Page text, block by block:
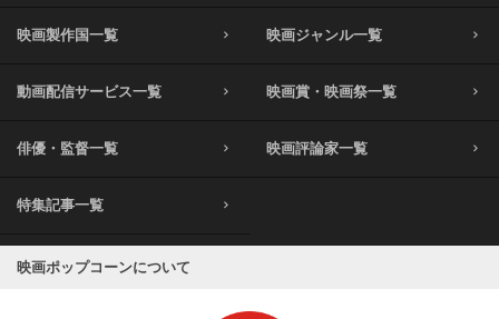
映画製作国一覧 映画ジャンル一覧
動画配信サービス一覧 映画賞・映画祭一覧
俳優・監督一覧 映画評論家一覧
特集記事一覧
映画ポップコーンについて